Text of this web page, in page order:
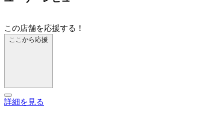
この店舗を応援する！
ここから応援
詳細を見る